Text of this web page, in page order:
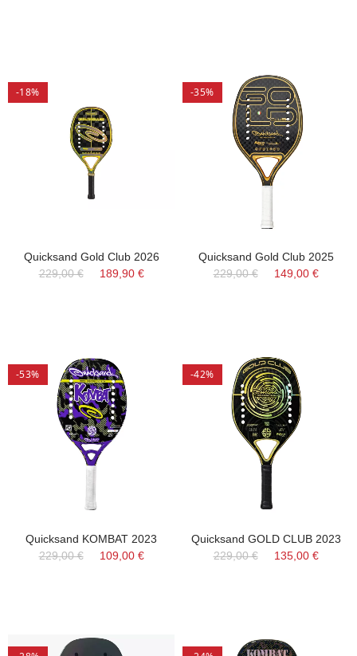
-18%
Quicksand Gold Club 2026
229,00 €
189,90 €
-35%
Quicksand Gold Club 2025
229,00 €
149,00 €
-53%
Quicksand KOMBAT 2023
229,00 €
109,00 €
-42%
Quicksand GOLD CLUB 2023
229,00 €
135,00 €